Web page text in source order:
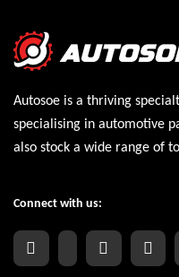
Autosoe is a thriving
specialising in automotive
also stock a wide range of
Connect with us: